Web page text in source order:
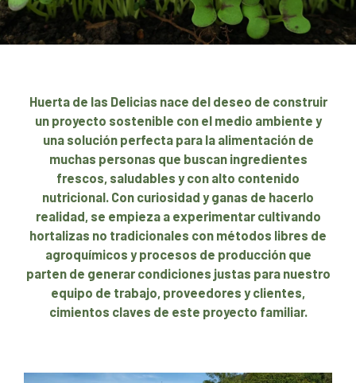
Huerta de las Delicias nace del deseo de construir
un proyecto sostenible con el medio ambiente y
una solución perfecta para la alimentación de
muchas personas que buscan ingredientes
frescos, saludables y con alto contenido
nutricional. Con curiosidad y ganas de hacerlo
realidad, se empieza a experimentar cultivando
hortalizas no tradicionales con métodos libres de
agroquímicos y procesos de producción que
parten de generar condiciones justas para nuestro
equipo de trabajo, proveedores y clientes,
cimientos claves de este proyecto familiar.